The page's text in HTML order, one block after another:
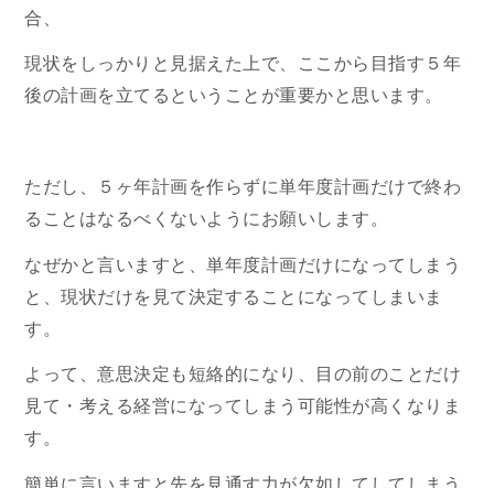
合、
現状をしっかりと見据えた上で、ここから目指す５年
後の計画を立てるということが重要かと思います。
ただし、５ヶ年計画を作らずに単年度計画だけで終わ
ることはなるべくないようにお願いします。
なぜかと言いますと、単年度計画だけになってしまう
と、現状だけを見て決定することになってしまいま
す。
よって、意思決定も短絡的になり、目の前のことだけ
見て・考える経営になってしまう可能性が高くなりま
す。